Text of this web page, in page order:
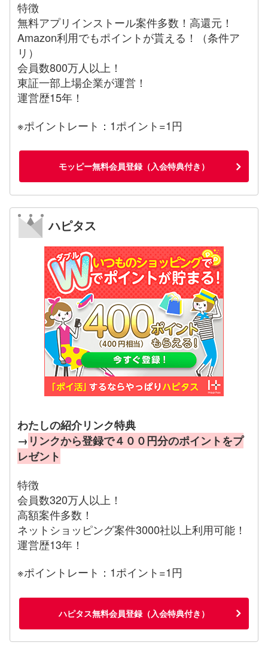
特徴
無料アプリインストール案件多数！高還元！
Amazon利用でもポイントが貰える！（条件ア
リ）
会員数800万人以上！
東証一部上場企業が運営！
運営歴15年！
※ポイントレート：1ポイント=1円
モッピー無料会員登録（入会特典付き）
ハピタス
わたしの紹介リンク特典
→ リンクから登録で４００円分のポイントをプ
レゼント
特徴
会員数320万人以上！
高額案件多数！
ネットショッピング案件3000社以上利用可能！
運営歴13年！
※ポイントレート：1ポイント=1円
ハピタス無料会員登録（入会特典付き）